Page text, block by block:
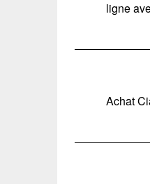
ligne
Achat